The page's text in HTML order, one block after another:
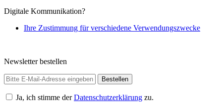
Digitale Kommunikation?
Ihre Zustimmung für verschiedene Verwendungszwecke
Newsletter bestellen
Ja, ich stimme derDatenschutzerklärung zu.